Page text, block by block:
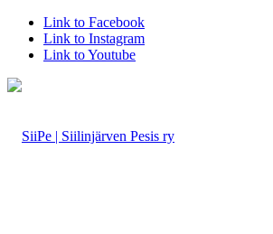
Link to Facebook
Link to Instagram
Link to Youtube